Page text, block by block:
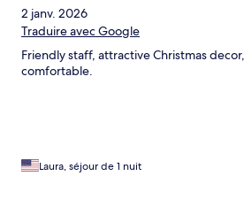
2 janv. 2026
Traduire avec Google
Friendly staff, attractive Christmas
comfortable.
Laura, séjour de 1 nuit